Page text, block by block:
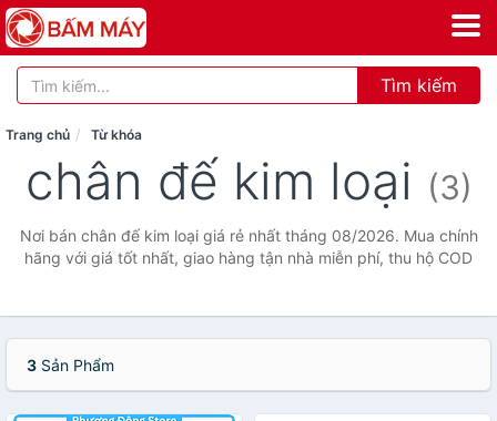
Tìm kiếm
Trang chủ Từ khóa
chân đế kim loại (3)
Nơi bán chân đế kim loại giá rẻ nhất tháng 08/2026. Mua chính
hãng với giá tốt nhất, giao hàng tận nhà miễn phí, thu hộ COD
3 Sản Phẩm